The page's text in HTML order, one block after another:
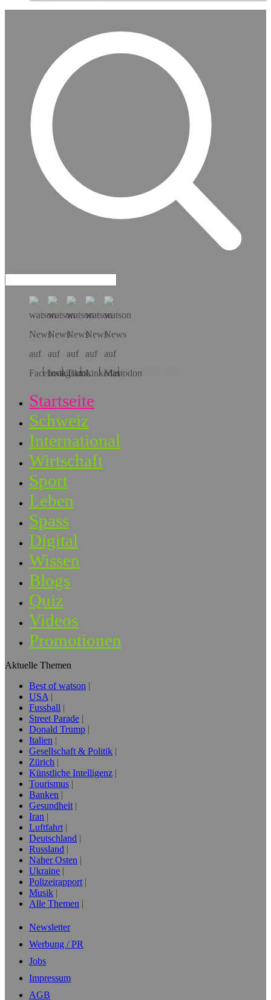
Hol dir die App!
Startseite
Schweiz
International
Wirtschaft
Sport
Leben
Spass
Digital
Wissen
Blogs
Quiz
Videos
Promotionen
Aktuelle Themen
Best of watson
USA
Fussball
Street Parade
Donald Trump
Italien
Gesellschaft & Politik
Zürich
Künstliche Intelligenz
Tourismus
Banken
Gesundheit
Iran
Luftfahrt
Deutschland
Russland
Naher Osten
Ukraine
Polizeirapport
Musik
Alle Themen
Newsletter
Werbung / PR
Jobs
Impressum
AGB